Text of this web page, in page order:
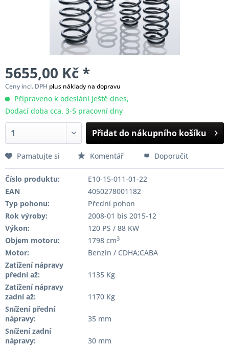
5655,00 Kč *
Ceny incl. DPH plus náklady na dopravu
Připraveno k odeslání ještě dnes,
Dodací doba cca. 3-5 pracovní dny
Přidat do nákupního košíku
Pamatujte si Komentář Doporučit
Číslo produktu:
E10-15-011-01-22
EAN
4050278001182
Typ pohonu:
Přední pohon
Rok výroby:
2008-01 bis 2015-12
Výkon:
120 PS / 88 KW
Objem motoru:
1798 cm3
Motor:
Benzin / CDHA;CABA
Zatížení nápravy
přední až:
1135 Kg
Zatížení nápravy
zadní až:
1170 Kg
Snížení přední
nápravy:
35 mm
Snížení zadní
nápravy:
30 mm